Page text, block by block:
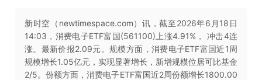
新时空（newtimespace.com）讯，截至2026年6月18日
14:03，消费电子ETF富国(561100)上涨4.91%， 冲击4连
涨。最新价报2.09元。规模方面，消费电子ETF富国近1周
规模增长1.05亿元，实现显著增长，新增规模位居可比基金
2/5。份额方面，消费电子ETF富国近2周份额增长1800.00